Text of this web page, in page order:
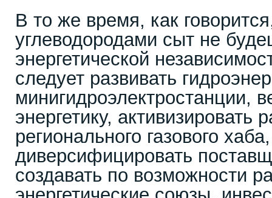
В то же время, как
углеводородами сыт не
энергетической
следует развивать
минигидроэлектростанции,
энергетику, активизировать
регионального газового
диверсифицировать
создавать по возможности